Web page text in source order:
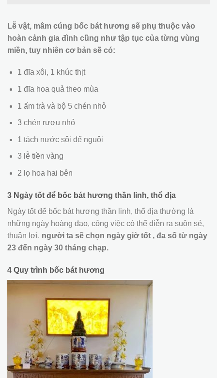
Lễ vật, mâm cúng bốc bát hương sẽ phụ thuộc vào
hoàn cảnh gia đình cũng như tập tục của từng vùng
miền, tuy nhiên cơ bản sẽ có:
1 đĩa xôi, 1 khúc thịt
1 đĩa hoa quả theo mùa
1 ấm trà và bộ 5 chén nhỏ
3 chén rượu nhỏ
1 tách nước sôi để nguội
3 lễ tiền vàng
2 lọ hoa hai bên
3 Ngày tốt để bốc bát hương thần linh, thổ địa
Ngày tốt để bốc bát hương thần linh, thổ địa thường là
những ngày hoàng đạo, công việc có thể diễn ra suôn sẻ,
thuận lợi. người ta sẽ chọn ngày giờ tốt , đa số từ ngày
23 đến ngày 30 tháng chạp.
4 Quy trình bốc bát hương